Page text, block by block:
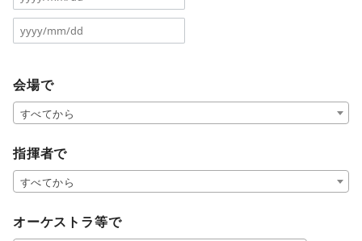
会場で
すべてから
指揮者で
すべてから
オーケストラ等で